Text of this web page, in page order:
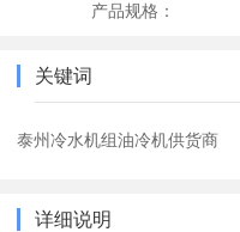
产品规格：
关键词
泰州冷水机组油冷机供货商
详细说明